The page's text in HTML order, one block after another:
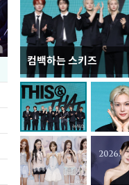
컴백하는 스키즈
입추 하루 앞둔 전남
폭염